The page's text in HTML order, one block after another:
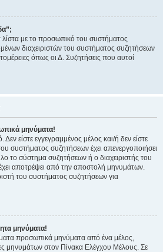
λίστα με το προσωπικό του συστήματος
διαχειριστών του συστήματος συζητήσεων
όπως οι Δ. Συζητήσεις που αυτοί
μηνύματα!
είστε εγγεγραμμένος μέλος και/ή δεν είστε
συστήματος συζητήσεων έχει απενεργοποιήσει
το σύστημα συζητήσεων ή ο διαχειριστής του
αποτρέψει από την αποστολή μηνυμάτων.
του συστήματος συζητήσεων για
μηνύματα!
προσωπικά μηνύματα από ένα μέλος,
μηνυμάτων στον Πίνακα Ελέγχου Μέλους. Σε